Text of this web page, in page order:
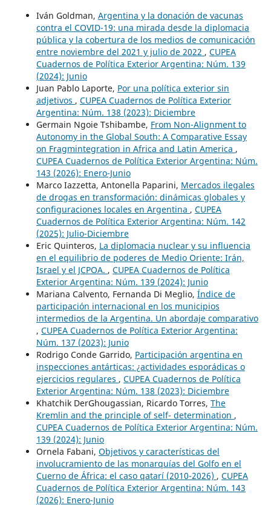
Iván Goldman, Argentina y la donación de vacunas
contra el COVID-19: una mirada desde la diplomacia
pública y la cobertura de los medios de comunicación
entre noviembre del 2021 y julio de 2022 , CUPEA
Cuadernos de Política Exterior Argentina: Núm. 139
(2024): Junio
Juan Pablo Laporte, Por una política exterior sin
adjetivos , CUPEA Cuadernos de Política Exterior
Argentina: Núm. 138 (2023): Diciembre
Germain Ngoie Tshibambe, From Non-Alignment to
Autonomy in the Global South: A Comparative Essay
on Fragmintegration in Africa and Latin America ,
CUPEA Cuadernos de Política Exterior Argentina: Núm.
143 (2026): Enero-Junio
Marco Iazzetta, Antonella Paparini, Mercados ilegales
de drogas en transformación: dinámicas globales y
configuraciones locales en Argentina , CUPEA
Cuadernos de Política Exterior Argentina: Núm. 142
(2025): Julio-Diciembre
Eric Quinteros, La diplomacia nuclear y su influencia
en el equilibrio de poderes de Medio Oriente: Irán,
Israel y el JCPOA. , CUPEA Cuadernos de Política
Exterior Argentina: Núm. 139 (2024): Junio
Mariana Calvento, Fernanda Di Meglio, Índice de
participación internacional en los municipios
intermedios de la Argentina. Un abordaje comparativo
, CUPEA Cuadernos de Política Exterior Argentina:
Núm. 137 (2023): Junio
Rodrigo Conde Garrido, Participación argentina en
inspecciones antárticas: ¿actividades esporádicas o
ejercicios regulares , CUPEA Cuadernos de Política
Exterior Argentina: Núm. 138 (2023): Diciembre
Khatchik DerGhougassian, Ricardo Torres, The
Kremlin and the principle of self- determination ,
CUPEA Cuadernos de Política Exterior Argentina: Núm.
139 (2024): Junio
Ornela Fabani, Objetivos y características del
involucramiento de las monarquías del Golfo en el
Cuerno de África: el caso qatarí (2010-2026) , CUPEA
Cuadernos de Política Exterior Argentina: Núm. 143
(2026): Enero-Junio